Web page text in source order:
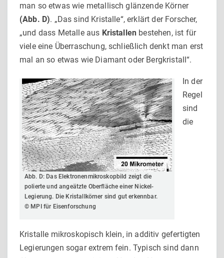
man so etwas wie metallisch glänzende Körner
(Abb. D). „Das sind Kristalle“, erklärt der Forscher,
„und dass Metalle aus Kristallen bestehen, ist für
viele eine Überraschung, schließlich denkt man erst
mal an so etwas wie Diamant oder Bergkristall“.
Abb. D: Das Elektronenmikroskopbild zeigt die
polierte und angeätzte Oberfläche einer Nickel-
Legierung. Die Kristall­körner sind gut erkennbar.
© MPI für Eisenforschung
In der
Regel
sind
die
Kristalle mikroskopisch klein, in additiv gefertigten
Legierungen sogar extrem fein. Typisch sind dann